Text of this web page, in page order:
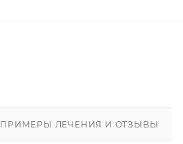
ПРИМЕРЫ ЛЕЧЕНИЯ И ОТЗЫВЫ